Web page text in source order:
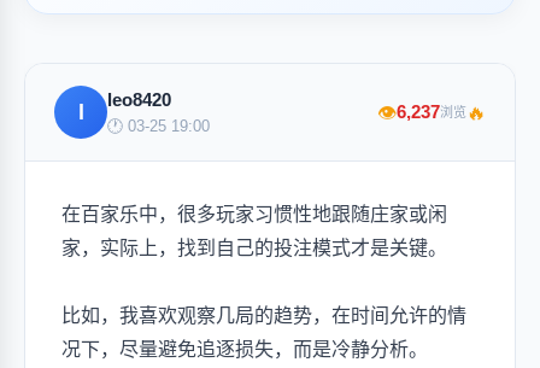
leo8420
🕐 03-25 19:00
👁6,237浏览🔥
在百家乐中，很多玩家习惯性地跟随庄家或闲
家，实际上，找到自己的投注模式才是关键。
比如，我喜欢观察几局的趋势，在时间允许的情
况下，尽量避免追逐损失，而是冷静分析。